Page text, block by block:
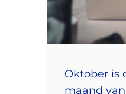
Oktober is
maand van